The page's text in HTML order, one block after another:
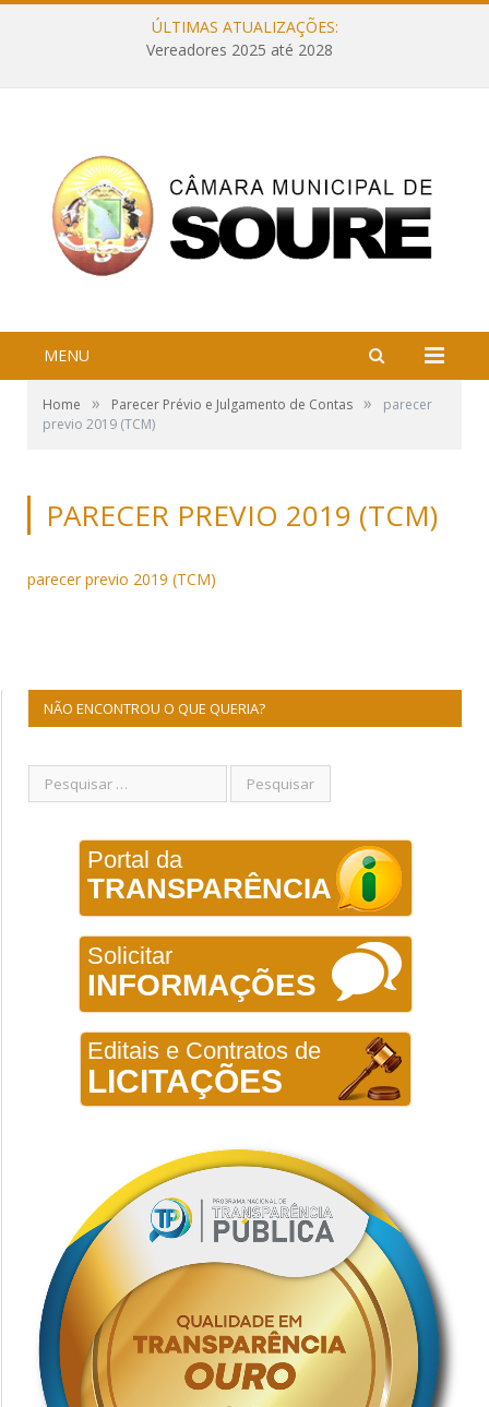
ÚLTIMAS ATUALIZAÇÕES:
Vereadores 2025 até 2028
MENU
Home » Parecer Prévio e Julgamento de Contas »
parecer
previo 2019 (TCM)
PARECER PREVIO 2019 (TCM)
parecer previo 2019 (TCM)
NÃO ENCONTROU O QUE QUERIA?
Portal da
TRANSPARÊNCIA
Solicitar
INFORMAÇÕES
Editais e Contratos de
LICITAÇÕES